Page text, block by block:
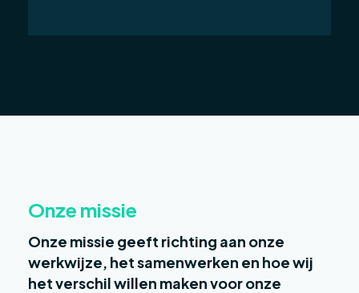
Onze missie
Onze missie geeft richting aan onze
werkwijze, het samenwerken en hoe wij
het verschil willen maken voor onze